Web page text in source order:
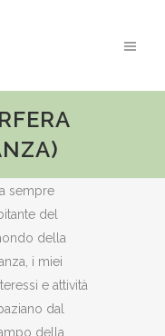
sempre
del
della
i miei
e attività
dal
della